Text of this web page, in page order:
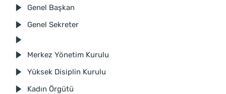
Genel Başkan
Genel Sekreter
Merkez Yönetim Kurulu
Yüksek Disiplin Kurulu
Kadın Örgütü